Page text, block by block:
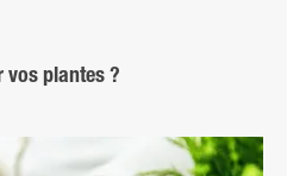
vos plantes ?